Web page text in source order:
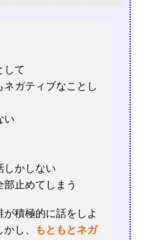
して
ガティブなことし
い
しかしない
止めてしまう
積極的に話をしよ
し、
もともとネガ